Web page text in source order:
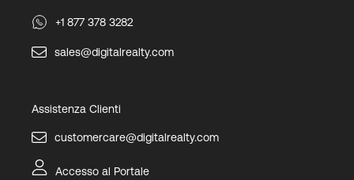
+1 877 378 3282
sales@digitalrealty.com
Assistenza Clienti
customercare@digitalrealty.com
Accesso al Portale